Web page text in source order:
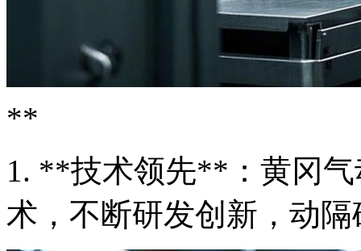
**
1. **技术领先**：黄冈
术，不断研发创新，动